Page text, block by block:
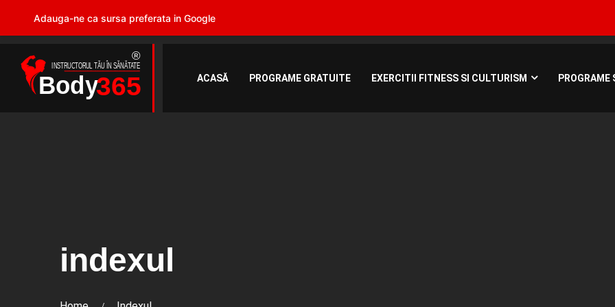
ACASĂ PROGRAME GRATUITE EXERCITII FITNESS SI CULTURISM PROGRAME
indexul
Adauga-ne ca sursa preferata in Google